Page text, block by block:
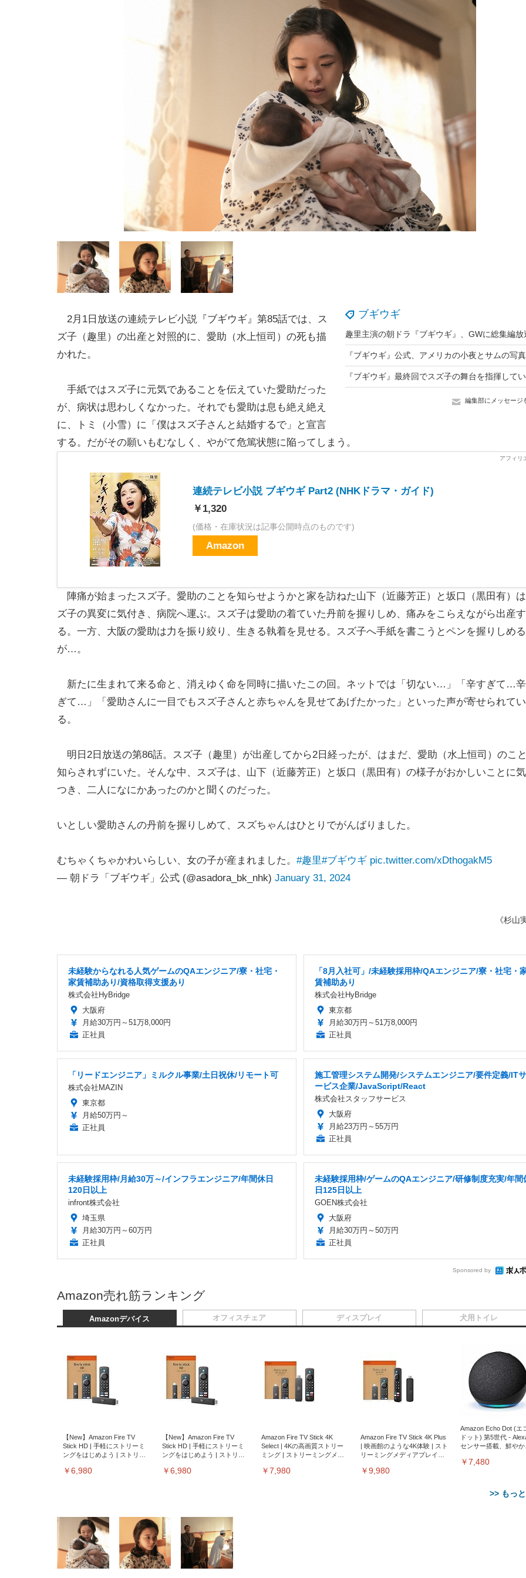
ブギウギ
編集部にメッセージ
2月1日放送の連続テレビ小説『ブギウギ』第85話では、ス
ズ子（趣里）の出産と対照的に、愛助（水上恒司）の死も描
かれた。
手紙ではスズ子に元気であることを伝えていた愛助だった
が、病状は思わしくなかった。それでも愛助は息も絶え絶え
に、トミ（小雪）に「僕はスズ子さんと結婚するで」と宣言
する。だがその願いもむなしく、やがて危篤状態に陥ってしまう。
連続テレビ小説 ブギウギ Part2 (NHKドラマ・ガイド)
￥1,320
(価格・在庫状況は記事公開時点のものです)
Amazon
陣痛が始まったスズ子。愛助のことを知らせようかと家を訪ねた山下（近藤芳正）と坂口（黒田有）
ズ子の異変に気付き、病院へ運ぶ。スズ子は愛助の着ていた丹前を握りしめ、痛みをこらえながら出産す
る。一方、大阪の愛助は力を振り絞り、生きる執着を見せる。スズ子へ手紙を書こうとペンを握りしめる
が…。
新たに生まれて来る命と、消えゆく命を同時に描いたこの回。ネットでは「切ない…」「辛すぎて…
ぎて…」「愛助さんに一目でもスズ子さんと赤ちゃんを見せてあげたかった」といった声が寄せられてい
る。
明日2日放送の第86話。スズ子（趣里）が出産してから2日経ったが、はまだ、愛助（水上恒司）のこ
知らされずにいた。そんな中、スズ子は、山下（近藤芳正）と坂口（黒田有）の様子がおかしいことに
つき、二人になにかあったのかと聞くのだった。
いとしい愛助さんの丹前を握りしめて、スズちゃんはひとりでがんばりました。
むちゃくちゃかわいらしい、女の子が産まれました。 #趣里#ブギウギ pic.twitter.com/xDthogakM5
— 朝ドラ「ブギウギ」公式 (@asadora_bk_nhk) January 31, 2024
《杉山
未経験からなれる人気ゲームのQAエンジニア/寮・社宅・
家賃補助あり/資格取得支援あり
株式会社HyBridge
大阪府
月給30万円～51万8,000円
正社員
「8月入社可」/未経験採用枠/QAエンジニア/寮・社宅・
賃補助あり
株式会社HyBridge
東京都
月給30万円～51万8,000円
正社員
「リードエンジニア」ミルクル事業/土日祝休/リモート可
株式会社MAZIN
東京都
月給50万円～
正社員
施工管理システム開発/システムエンジニア/要件定義/ITサ
ービス企業/JavaScript/React
株式会社スタッフサービス
大阪府
月給23万円～55万円
正社員
未経験採用枠/月給30万～/インフラエンジニア/年間休日
120日以上
infront株式会社
埼玉県
月給30万円～60万円
正社員
未経験採用枠/ゲームのQAエンジニア/研修制度充実/年間
日125日以上
GOEN株式会社
大阪府
月給30万円～50万円
正社員
Sponsored by
Amazon売れ筋ランキング
Amazonデバイス
【New】Amazon Fire TV
Stick HD | 手軽にストリーミ
ングをはじめよう | ストリー
￥6,980
【New】Amazon Fire TV
Stick HD | 手軽にストリーミ
ングをはじめよう | ストリー
￥6,980
Amazon Fire TV Stick 4K
Select | 4Kの高画質ストリー
ミング | ストリーミングメデ
￥7,980
Amazon Fire TV Stick 4K Plus
| 映画館のような4K体験 | スト
リーミングメディアプレイヤ
￥9,980
Amazon Echo Dot (エ
ドット) 第5世代 -
センサー搭載、鮮やか
￥7,480
>> もっ
オフィスチェア ディスプレイ 犬用トイレ